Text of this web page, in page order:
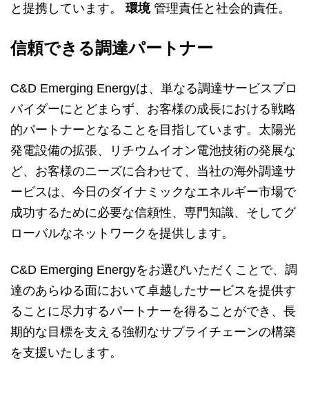
と提携しています。 環境管理責任と社会的責任。
信頼できる調達パートナー
C&D Emerging Energyは、単なる調達サービスプロ
バイダーにとどまらず、お客様の成長における戦略
的パートナーとなることを目指しています。太陽光
発電設備の拡張、リチウムイオン電池技術の発展な
ど、お客様のニーズに合わせて、当社の海外調達サ
ービスは、今日のダイナミックなエネルギー市場で
成功するために必要な信頼性、専門知識、そしてグ
ローバルなネットワークを提供します。
C&D Emerging Energyをお選びいただくことで、調
達のあらゆる面において卓越したサービスを提供す
ることに尽力するパートナーを得ることができ、長
期的な目標を支える強靭なサプライチェーンの構築
を支援いたします。